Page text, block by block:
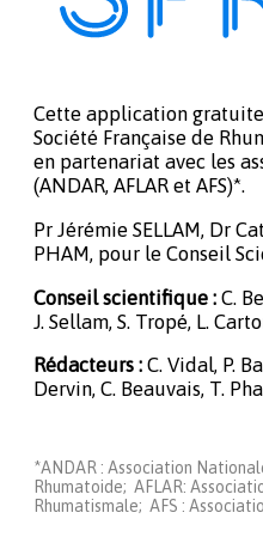
Cette application
Société Française de
en partenariat avec les
(ANDAR, AFLAR et AFS)*.
Pr Jérémie SELLAM, Dr
PHAM, pour le Conseil
Conseil scientifique : C.
J. Sellam, S. Tropé, L.
Rédacteurs : C. Vidal, P.
Dervin, C. Beauvais, T.
*ANDAR : Association
Rhumatoide; AFLAR:
Rhumatismale; AFS :